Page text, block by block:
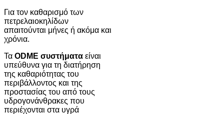
Για τον καθαρισμό των
πετρελαιοκηλίδων
απαιτούνται μήνες ή ακόμα και
χρόνια.
Τα ODME συστήματα είναι
υπεύθυνα για τη διατήρηση
της καθαριότητας του
περιβάλλοντος και της
προστασίας του από τους
υδρογονάνθρακες που
περιέχονται στα υγρά